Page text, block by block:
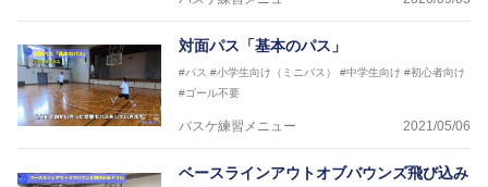
対面パス「基本のパス」
#パス #小学生向け（ミニバス） #中学生向け #初心者向け
#ゴール不要
バスケ練習メニュー 2021/05/06
ベースラインアウトオブバウンズ飛び込み